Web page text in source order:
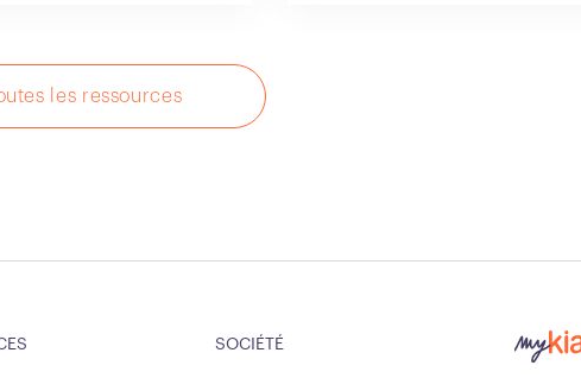
les ressources
SOCIÉTÉ